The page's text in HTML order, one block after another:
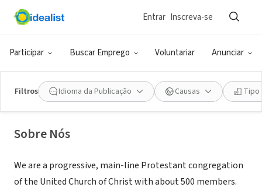
Participar Buscar Emprego Voluntariar Anunciar
Entrar Inscreva-se
Filtros Idioma da Publicação Causas Tipo
ONG (SETOR SOCIAL)
First Congregational Church of East
Longmeadow, UCC
East Longmeadow, MA www.churchontherotary.org
Sobre Nós
We are a progressive, main-line Protestant congregation
of the United Church of Christ with about 500 members.